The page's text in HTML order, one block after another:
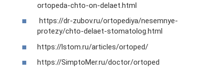
ortopeda-chto-on-delaet.html
https://dr-zubov.ru/ortopediya/nesemnye-
protezy/chto-delaet-stomatolog.html
https://lstom.ru/articles/ortoped/
https://SimptoMer.ru/doctor/ortoped